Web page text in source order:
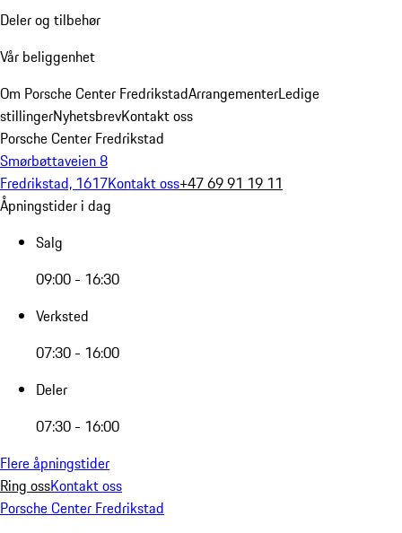
Deler og tilbehør
Vår beliggenhet
Om Porsche Center FredrikstadArrangementerLedige
stillingerNyhetsbrevKontakt oss
Porsche Center Fredrikstad
Smørbøttaveien 8
Fredrikstad, 1617Kontakt oss+47 69 91 19 11
Åpningstider i dag
Salg
09:00 - 16:30
Verksted
07:30 - 16:00
Deler
07:30 - 16:00
Flere åpningstider
Ring ossKontakt oss
Porsche Center Fredrikstad